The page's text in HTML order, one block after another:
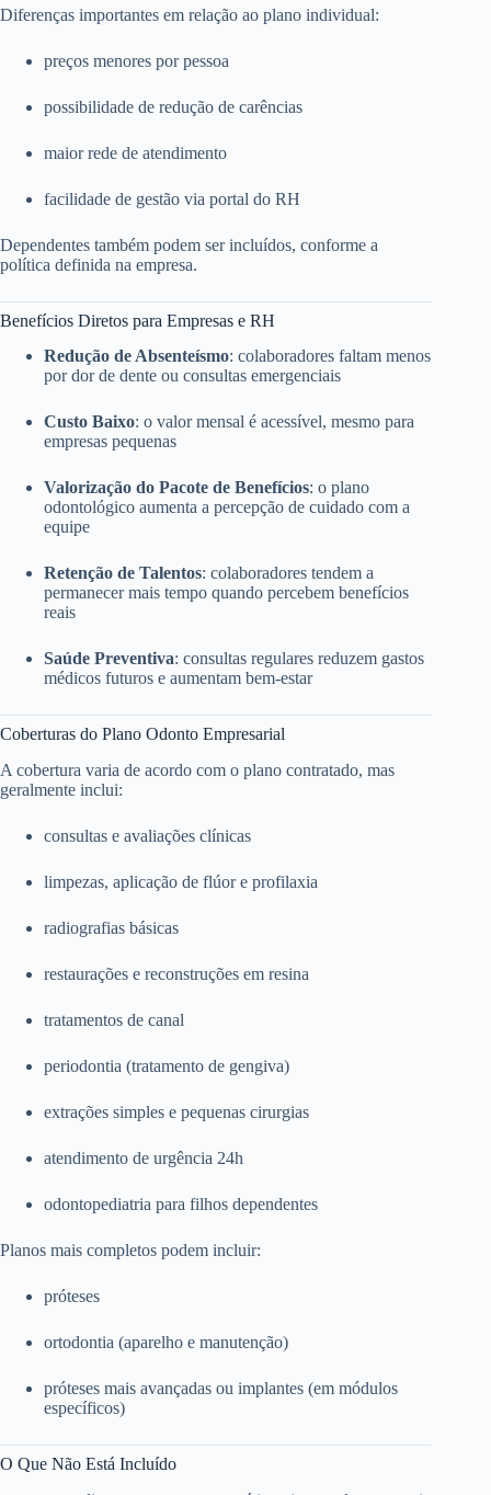
Diferenças importantes em relação ao plano individual:
preços menores por pessoa
possibilidade de redução de carências
maior rede de atendimento
facilidade de gestão via portal do RH
Dependentes também podem ser incluídos, conforme a
política definida na empresa.
Benefícios Diretos para Empresas e RH
Redução de Absenteísmo: colaboradores faltam menos
por dor de dente ou consultas emergenciais
Custo Baixo: o valor mensal é acessível, mesmo para
empresas pequenas
Valorização do Pacote de Benefícios: o plano
odontológico aumenta a percepção de cuidado com a
equipe
Retenção de Talentos: colaboradores tendem a
permanecer mais tempo quando percebem benefícios
reais
Saúde Preventiva: consultas regulares reduzem gastos
médicos futuros e aumentam bem-estar
Coberturas do Plano Odonto Empresarial
A cobertura varia de acordo com o plano contratado, mas
geralmente inclui:
consultas e avaliações clínicas
limpezas, aplicação de flúor e profilaxia
radiografias básicas
restaurações e reconstruções em resina
tratamentos de canal
periodontia (tratamento de gengiva)
extrações simples e pequenas cirurgias
atendimento de urgência 24h
odontopediatria para filhos dependentes
Planos mais completos podem incluir:
próteses
ortodontia (aparelho e manutenção)
próteses mais avançadas ou implantes (em módulos
específicos)
O Que Não Está Incluído